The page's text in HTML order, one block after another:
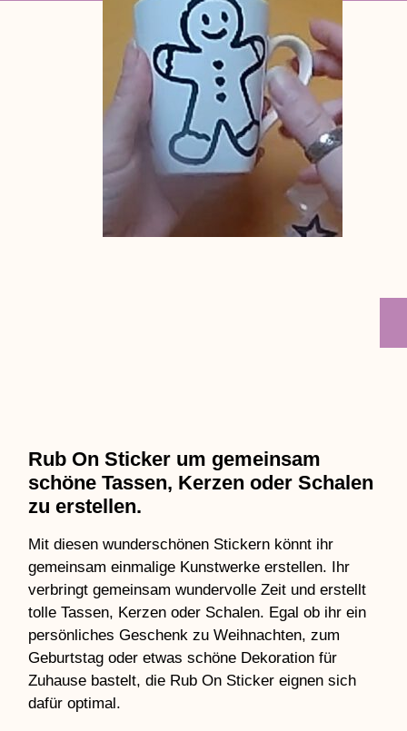
Rub On Sticker um gemeinsam
schöne Tassen, Kerzen oder Schalen
zu erstellen.
Mit diesen wunderschönen Stickern könnt ihr
gemeinsam einmalige Kunstwerke erstellen. Ihr
verbringt gemeinsam wundervolle Zeit und erstellt
tolle Tassen, Kerzen oder Schalen. Egal ob ihr ein
persönliches Geschenk zu Weihnachten, zum
Geburtstag oder etwas schöne Dekoration für
Zuhause bastelt, die Rub On Sticker eignen sich
dafür optimal.